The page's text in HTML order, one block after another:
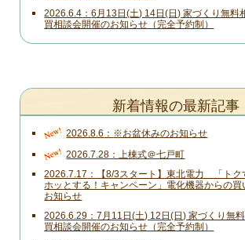
2026.6.4
6月13日(土) 14日(日) 家づくり無料
買相談会開催のお知らせ（完全予約制）
新着情報の最新記事
New! 2026.8.6 ※お盆休みのお知らせ
New! 2026.7.28 上棟式＠七戸町
2026.7.17
【8/3スタート】東北電力 「トク
ホッとする！キャンペーン」電化機器からの
お知らせ
2026.6.29
7月11日(土) 12日(日) 家づくり無
買相談会開催のお知らせ（完全予約制）